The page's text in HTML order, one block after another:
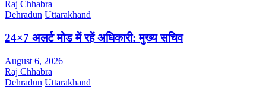
Raj Chhabra
Dehradun Uttarakhand
24×7 अलर्ट मोड में रहें अधिकारी: मुख्य सचिव
August 6, 2026
Raj Chhabra
Dehradun Uttarakhand